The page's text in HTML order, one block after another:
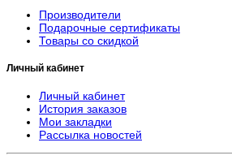
Производители
Подарочные сертификаты
Товары со скидкой
Личный кабинет
Личный кабинет
История заказов
Мои закладки
Рассылка новостей